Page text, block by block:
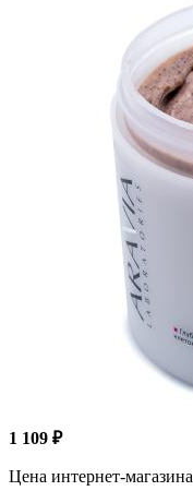
1 109 ₽
Цена интернет-магазина